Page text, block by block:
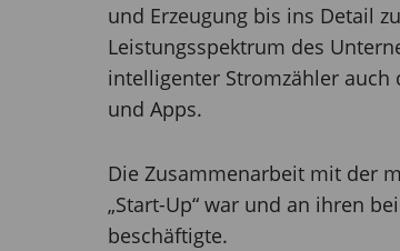
und Erzeugung bis ins Detail
Leistungsspektrum des
intelligenter Stromzähler auch
und Apps.
Die Zusammenarbeit mit der
„Start-Up“ war und an ihren
beschäftigte.